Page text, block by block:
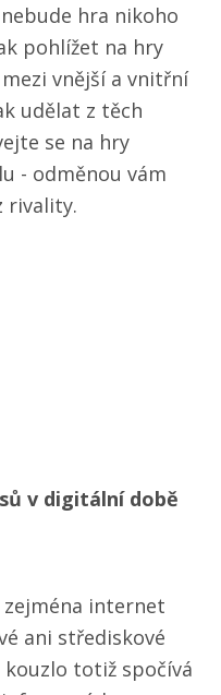
hra nikoho
pohlížet na hry
vnější a vnitřní
udělat z těch
se na hry
- odměnou vám
rivality.
v digitální době
zejména internet
ani střediskové
kouzlo totiž spočívá